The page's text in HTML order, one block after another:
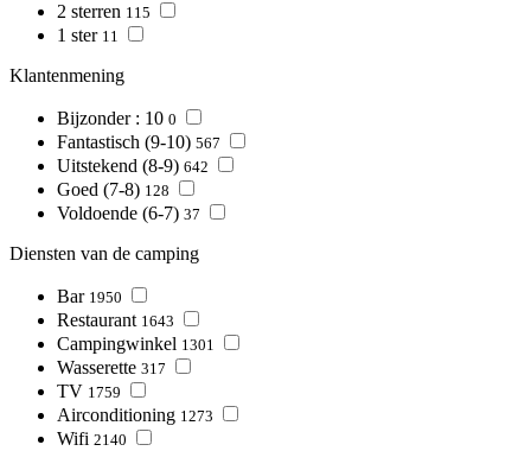
2 sterren 115
1 ster 11
Klantenmening
Bijzonder : 10 0
Fantastisch (9-10) 567
Uitstekend (8-9) 642
Goed (7-8) 128
Voldoende (6-7) 37
Diensten van de camping
Bar 1950
Restaurant 1643
Campingwinkel 1301
Wasserette 317
TV 1759
Airconditioning 1273
Wifi 2140